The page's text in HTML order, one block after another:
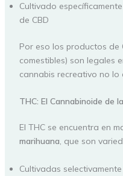
Cultivado
de CBD
Por eso los productos de
comestibles) son legales
cannabis recreativo no lo
THC: El Cannabinoide de
El THC se encuentra en
marihuana, que son
Cultivadas